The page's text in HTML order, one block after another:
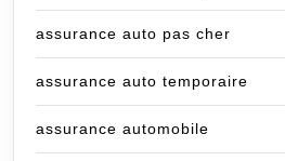
assurance auto pas cher
assurance auto temporaire
assurance automobile